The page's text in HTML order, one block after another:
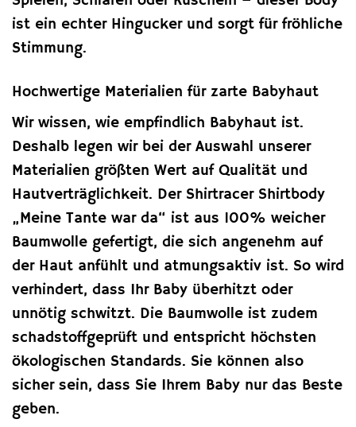
ist ein echter Hingucker und sorgt für fröhliche
Stimmung.
Hochwertige Materialien für zarte Babyhaut
Wir wissen, wie empfindlich Babyhaut ist.
Deshalb legen wir bei der Auswahl unserer
Materialien größten Wert auf Qualität und
Hautverträglichkeit. Der Shirtracer Shirtbody
„Meine Tante war da“ ist aus 100% weicher
Baumwolle gefertigt, die sich angenehm auf
der Haut anfühlt und atmungsaktiv ist. So wird
verhindert, dass Ihr Baby überhitzt oder
unnötig schwitzt. Die Baumwolle ist zudem
schadstoffgeprüft und entspricht höchsten
ökologischen Standards. Sie können also
sicher sein, dass Sie Ihrem Baby nur das Beste
geben.